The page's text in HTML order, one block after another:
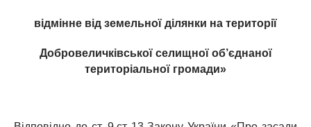
відмінне від земельної ділянки на території
Добровеличківської селищної об’єднаної
територіальної громади»